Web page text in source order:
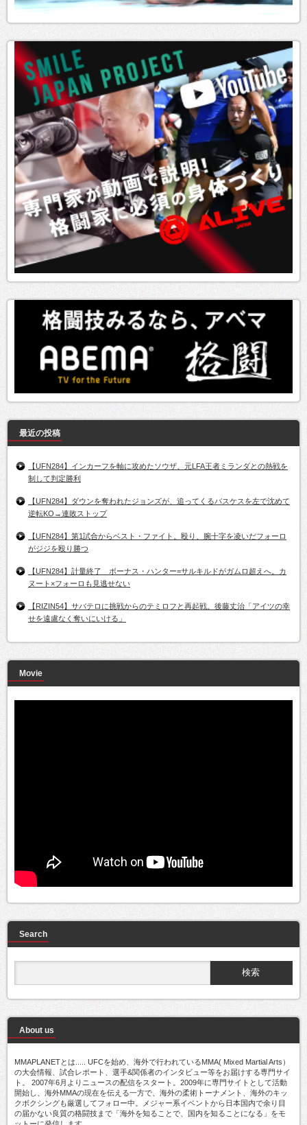
最近の投稿
【UFN284】インカーフを軸に攻めたソウザ、元LFA王者ミランダとの熱戦を
制して判定勝利
【UFN284】ダウンを奪われたジョンズが、追ってくるバスケスを左で沈めて
逆転KO→連敗ストップ
【UFN284】第1試合からベスト・ファイト。殴り、腕十字を凌いだフォーロ
がジジを殴り勝つ
【UFN284】計量終了 ボーナス・ハンター=サルキルドがガムロ超えへ。カ
ヌート×フォーロも見逃せない
【RIZIN54】サバテロに挑戦からのテミロフと再起戦。後藤丈治「アイツの幸
せを遠慮なく奪いにいける」
Movie
Search
About us
MMAPLANETとは..... UFCを始め、海外で行われているMMA( Mixed Martial Arts）
の大会情報、試合レポート、選手&関係者のインタビュー等をお届けする専門サイ
ト。 2007年6月よりニュースの配信をスタート。2009年に専門サイトとして活動
開始し、海外MMAの現在を伝える一方で、海外の柔術トーナメント、海外のキッ
クボクシングも厳選してフォロー中。メジャー系イベントから日本国内で余り目
の届かない良質の格闘技まで「海外を知ることで、国内を知ることになる」をモ